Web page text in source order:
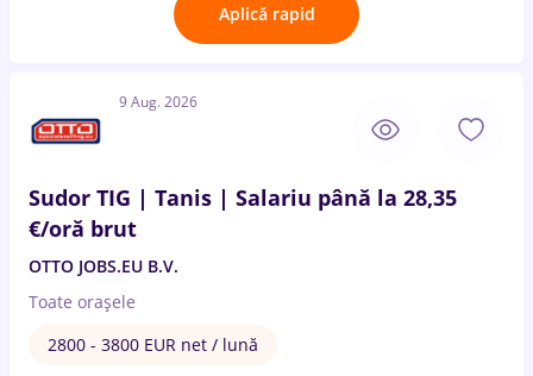
Aplică rapid
9 Aug. 2026
Sudor TIG | Tanis | Salariu până la 28,35
€/oră brut
OTTO JOBS.EU B.V.
Toate oraşele
2800 - 3800 EUR net / lună